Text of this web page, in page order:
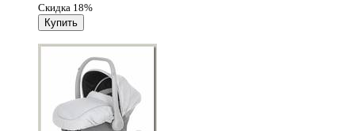
Скидка 18%